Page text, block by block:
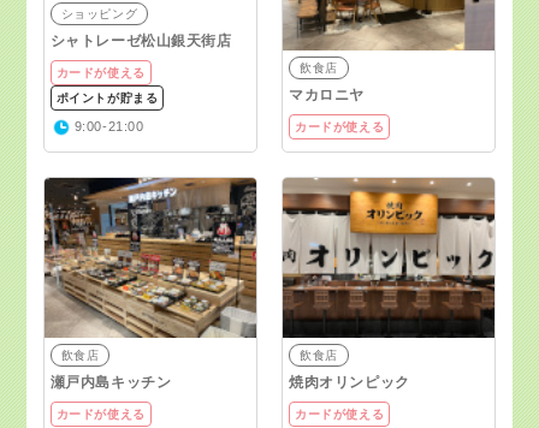
ショッピング
シャトレーゼ松山銀天街店
カードが使える
ポイントが貯まる
9:00-21:00
飲食店
マカロニヤ
カードが使える
飲食店
瀬戸内島キッチン
カードが使える
飲食店
焼肉オリンピック
カードが使える